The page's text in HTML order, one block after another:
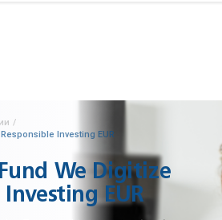
/
Investing EUR
We Digitize
Investing EUR